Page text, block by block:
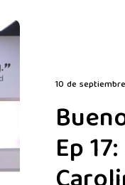
10 de
Ep